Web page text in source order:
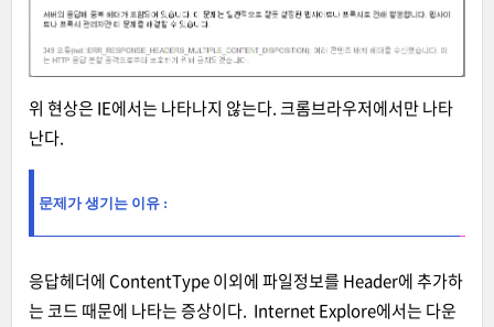
위 현상은 IE에서는 나타나지 않는다. 크롬브라우저에서만 나타
난다.
문제가 생기는 이유 :
응답헤더에 ContentType 이외에 파일정보를 Header에 추가하
는 코드 때문에 나타는 증상이다. Internet Explore에서는 다운